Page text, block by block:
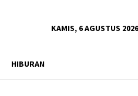
KAMIS, 6 AGUSTUS 2026
HIBURAN